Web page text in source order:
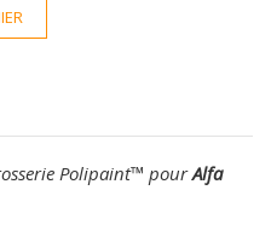
Polipaint™ pourAlfa